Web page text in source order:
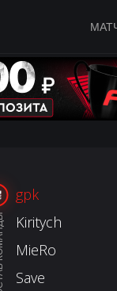
gpk
Kiritych
MieRo
Save